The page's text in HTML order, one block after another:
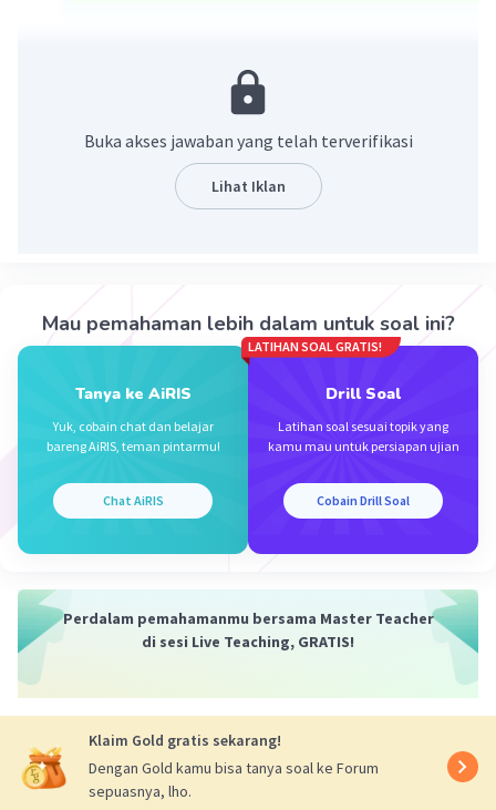
√(a×b) = √a × √b
Penyelesaian:
= 24×5√5
Buka akses jawaban yang telah terverifikasi
Lihat Iklan
Mau pemahaman lebih dalam untuk soal ini?
Tanya ke AiRIS
Yuk, cobain chat dan belajar
bareng AiRIS, teman pintarmu!
Chat AiRIS
LATIHAN SOAL GRATIS!
Drill Soal
Latihan soal sesuai topik yang
kamu mau untuk persiapan ujian
Cobain Drill Soal
Perdalam pemahamanmu bersama Master Teacher
di sesi Live Teaching, GRATIS!
Klaim Gold gratis sekarang!
Dengan Gold kamu bisa tanya soal ke Forum
sepuasnya, lho.